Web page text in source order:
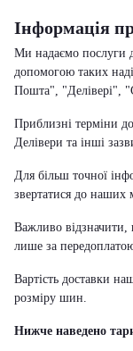
Інформація
Ми надаємо послуги
допомогою таких
Пошта", "Делівері",
Приблизні терміни
Делівери та інші
Для більш точної
звертатися до наших
Важливо відзначити,
лише за
Вартість доставки
розміру шин.
Нижче наведено